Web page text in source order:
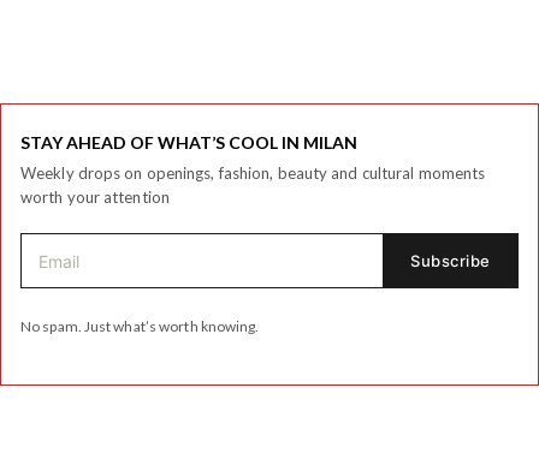
STAY AHEAD OF WHAT’S COOL IN MILAN
Weekly drops on openings, fashion, beauty and cultural moments
worth your attention
No spam. Just what’s worth knowing.